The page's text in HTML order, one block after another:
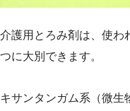
介護用とろみ剤は、使わ
つに大別できます。
キサンタンガム系（微生